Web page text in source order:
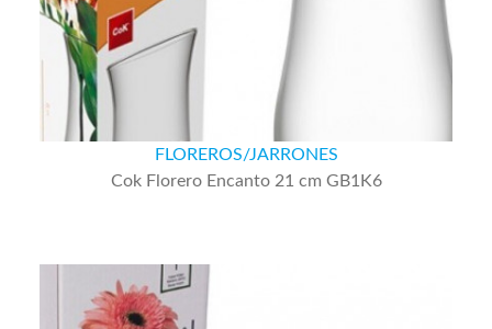
FLOREROS/JARRONES
Cok Florero Encanto 21 cm GB1K6